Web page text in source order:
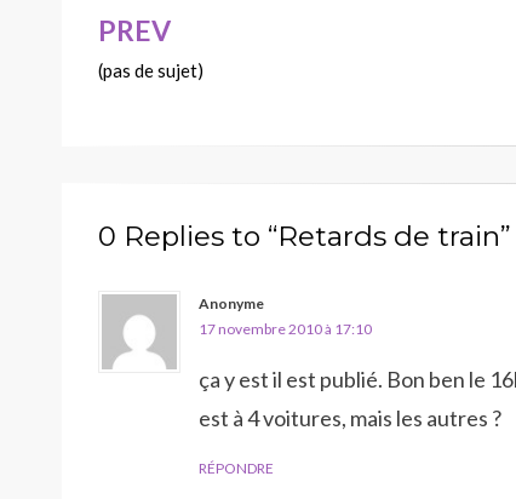
Navigation
de
PREV
(pas de sujet)
0 Replies to “Retards de train”
Anonyme
17 novembre 2010 à 17:10
ça y est il est publié. Bon ben le
est à 4 voitures, mais les autres ?
RÉPONDRE